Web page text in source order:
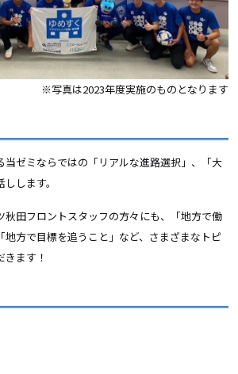
※写真は2023年度実施のものとなります
当ゼミならではの「リアルな進路選択」、「大
します。
秋田フロントスタッフの方々にも、「地方で働
地方で目標を追うこと」など、さまざまなトピ
ます！